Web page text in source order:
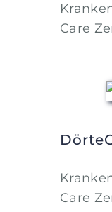
Care
Care